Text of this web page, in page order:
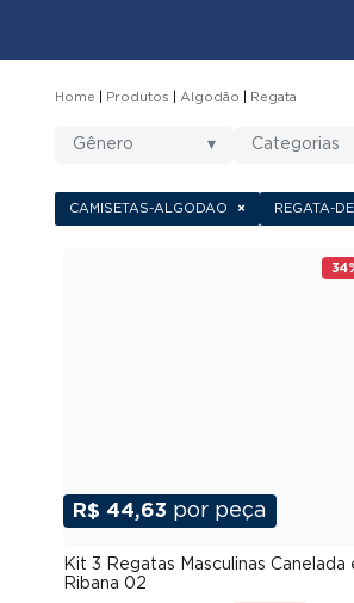
Home Produtos Algodão Regata
Gênero ▾ Categorias
CAMISETAS-ALGODAO × REGATA-
R$ 44,63 por peça
Kit 3 Regatas Masculinas Canelada
Ribana 02